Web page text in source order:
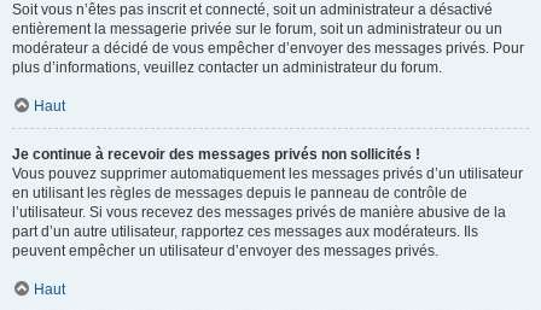
Soit vous n’êtes pas inscrit et connecté, soit un administrateur a désactivé
entièrement la messagerie privée sur le forum, soit un administrateur ou un
modérateur a décidé de vous empêcher d’envoyer des messages privés. Pour
plus d’informations, veuillez contacter un administrateur du forum.
Haut
Je continue à recevoir des messages privés non sollicités !
Vous pouvez supprimer automatiquement les messages privés d’un utilisateur
en utilisant les règles de messages depuis le panneau de contrôle de
l’utilisateur. Si vous recevez des messages privés de manière abusive de la
part d’un autre utilisateur, rapportez ces messages aux modérateurs. Ils
peuvent empêcher un utilisateur d’envoyer des messages privés.
Haut